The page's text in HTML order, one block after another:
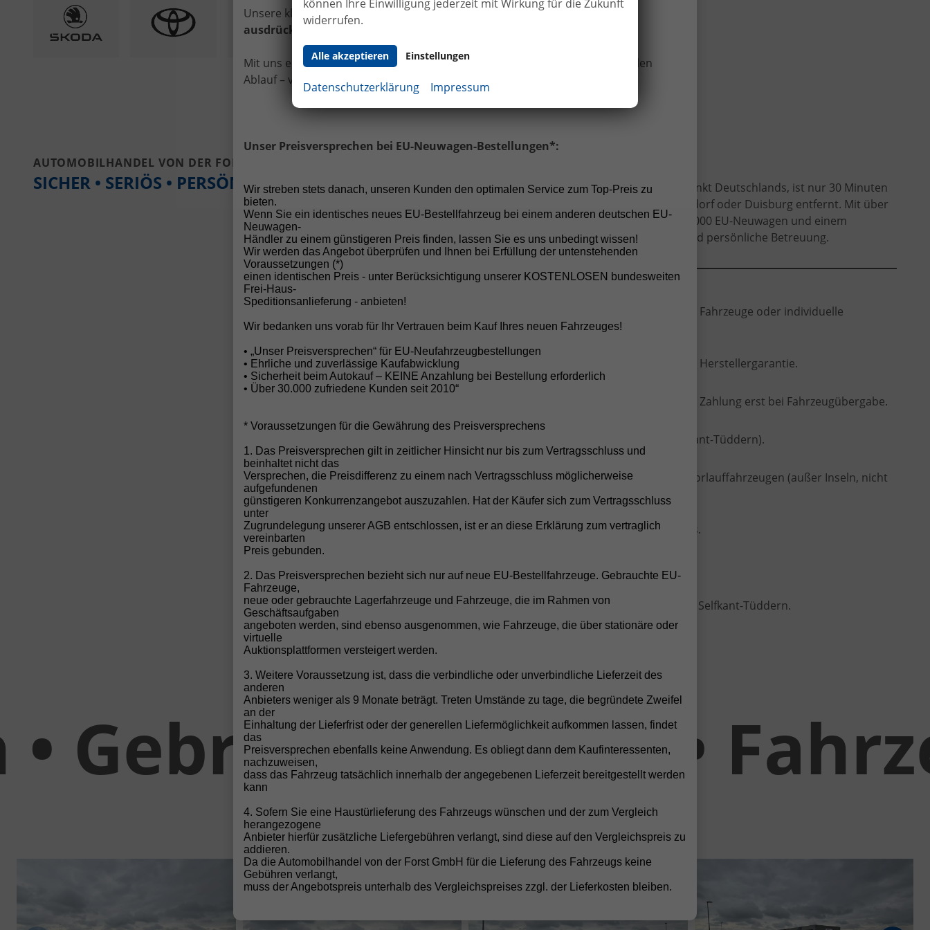
AUTOMOBILHANDEL VON DER FORST
SICHER • SERIÖS • PERSÖNLICH
Unser Autohaus in Selfkant-Tüddern, dem westlichsten Punkt Deutschlands, ist nur 30 Minuten
von Aachen und weniger als eine Stunde von Köln, Düsseldorf oder Duisburg entfernt. Mit über
20 Jahren Erfahrung, einem jährlichen Verkauf von über 2.000 EU-Neuwagen und einem
Rundum-Service stehen wir für Qualität, Zuverlässigkeit und persönliche Betreuung.
Sofort verfügbare Lagerfahrzeuge, kurzfristig lieferbare Fahrzeuge oder individuelle
Wunschbestellungen.
Direktimporteur von EU-Neuwagen
Bis zu 45% Rabatt gegenüber der UVP mit vollständiger Herstellergarantie.
Kauf nach deutschem Recht
Transparente und sichere Abwicklung ohne Anzahlung, Zahlung erst bei Fahrzeugübergabe.
Keine versteckten Kosten
Überführungskosten sind im Preis enthalten (frei Selfkant-Tüddern).
Ihr Fahrzeug direkt vor Ihre Haustür bei Bestell- oder Vorlauffahrzeugen (außer Inseln, nicht
Schnelle und faire Bewertung Ihres aktuellen Fahrzeugs.
Individuelle Finanzierung zu günstigen Konditionen.
Persönlicher Service per Telefon, E-Mail oder vor Ort in Selfkant-Tüddern.
•
können Ihre Einwilligung jederzeit mit Wirkung für die Zukunft
widerrufen.
Alle akzeptieren Einstellungen
Datenschutzerklärung Impressum
Unsere klare Haltung:
Von Anzahlungen vor Vertragsabschluss raten wir
ausdrücklich ab!
Mit uns entscheiden Sie sich für Sicherheit, Fairness und einen professionellen
Ablauf – vom ersten Gespräch bis zur Fahrzeugübergabe.
Unser Preisversprechen bei EU-Neuwagen-Bestellungen*:
Wir streben stets danach, unseren Kunden den optimalen Service zum Top-Preis zu
bieten.
Wenn Sie ein identisches neues EU-Bestellfahrzeug bei einem anderen deutschen EU-
Neuwagen-
Händler zu einem günstigeren Preis finden, lassen Sie es uns unbedingt wissen!
Wir werden das Angebot überprüfen und Ihnen bei Erfüllung der untenstehenden
Voraussetzungen (*)
einen identischen Preis - unter Berücksichtigung unserer KOSTENLOSEN bundesweiten
Frei-Haus-
Speditionsanlieferung - anbieten!
Wir bedanken uns vorab für Ihr Vertrauen beim Kauf Ihres neuen Fahrzeuges!
• „Unser Preisversprechen“ für EU-Neufahrzeugbestellungen
• Ehrliche und zuverlässige Kaufabwicklung
• Sicherheit beim Autokauf – KEINE Anzahlung bei Bestellung erforderlich
• Über 30.000 zufriedene Kunden seit 2010“
* Voraussetzungen für die Gewährung des Preisversprechens
1. Das Preisversprechen gilt in zeitlicher Hinsicht nur bis zum Vertragsschluss und
beinhaltet nicht das
Versprechen, die Preisdifferenz zu einem nach Vertragsschluss möglicherweise
aufgefundenen
günstigeren Konkurrenzangebot auszuzahlen. Hat der Käufer sich zum Vertragsschluss
unter
Zugrundelegung unserer AGB entschlossen, ist er an diese Erklärung zum vertraglich
vereinbarten
Preis gebunden.
2. Das Preisversprechen bezieht sich nur auf neue EU-Bestellfahrzeuge. Gebrauchte EU-
Fahrzeuge,
neue oder gebrauchte Lagerfahrzeuge und Fahrzeuge, die im Rahmen von
Geschäftsaufgaben
angeboten werden, sind ebenso ausgenommen, wie Fahrzeuge, die über stationäre oder
virtuelle
Auktionsplattformen versteigert werden.
3. Weitere Voraussetzung ist, dass die verbindliche oder unverbindliche Lieferzeit des
anderen
Anbieters weniger als 9 Monate beträgt. Treten Umstände zu tage, die begründete Zweifel
an der
Einhaltung der Lieferfrist oder der generellen Liefermöglichkeit aufkommen lassen, findet
das
Preisversprechen ebenfalls keine Anwendung. Es obliegt dann dem Kaufinteressenten,
nachzuweisen,
dass das Fahrzeug tatsächlich innerhalb der angegebenen Lieferzeit bereitgestellt werden
kann
4. Sofern Sie eine Haustürlieferung des Fahrzeugs wünschen und der zum Vergleich
herangezogene
Anbieter hierfür zusätzliche Liefergebühren verlangt, sind diese auf den Vergleichspreis zu
addieren.
Da die Automobilhandel von der Forst GmbH für die Lieferung des Fahrzeugs keine
Gebühren verlangt,
muss der Angebotspreis unterhalb des Vergleichspreises zzgl. der Lieferkosten bleiben.